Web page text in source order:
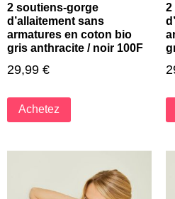
2 soutiens-gorge
d’allaitement sans
armatures en coton bio
gris anthracite / noir 100F
29,99 €
Achetez
2